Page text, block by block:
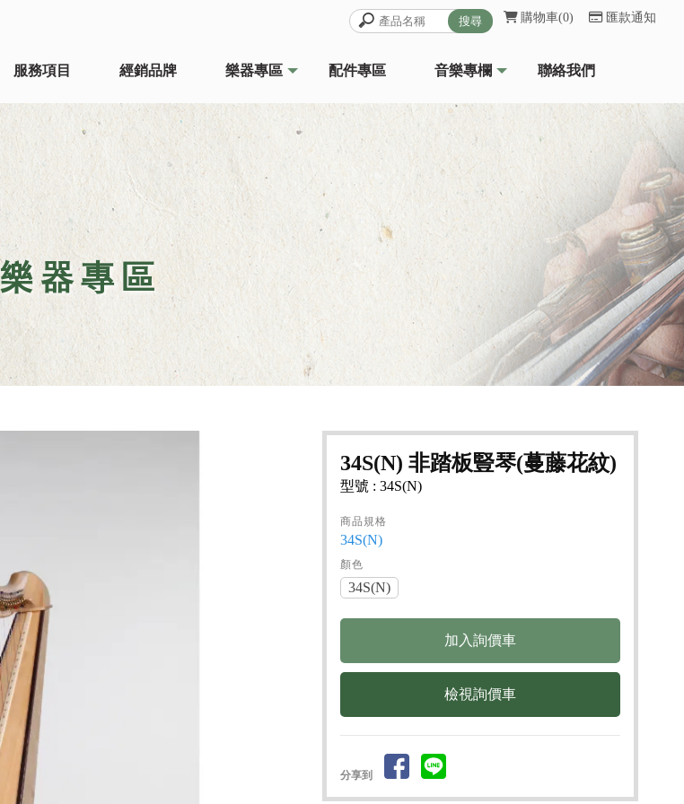
購物車 0 匯款通知
服務項目 經銷品牌 樂器專區 配件專區 音樂專欄 聯絡我們
樂器專區
34S(N) 非踏板豎琴(蔓藤花紋)
型號 : 34S(N)
商品規格
34S(N)
顏色
34S(N)
檢視詢價車
分享到